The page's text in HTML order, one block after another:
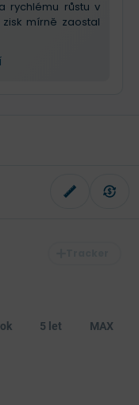
rychlému růstu v
mírně zaostal
5 let MAX